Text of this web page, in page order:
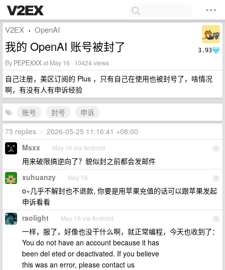
3.93
V2EX › OpenAI
我的 OpenAI 账号被封了
By PEPEXXXat May 16 · 10424 views
自己注册，美区订阅的 Plus ，只有自己在使用也被封号了，啥情况
啊，有没有人有申诉经验
账号 封号
申诉
73 replies • 2026-05-25 11:16:41 +08:00
1
Msxx May 16 via Android
用来破限搞逆向了？貌似封之前都会发邮件
2
xuhuanzy May 16
o÷几乎不解封也不退款, 你要是用苹果充值的话可以跟苹果发起
申诉看看
3
raolight May 16 via Android
一样，服了，好像也没干什么啊，就正常编程，今天也收到了：
You do not have an account because it has
been del eted or deactivated. If you believe
this was an error, please contact us